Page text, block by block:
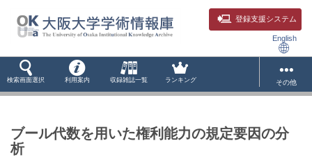
登録支援システム
English
検索画面選択 利用案内 収録雑誌一覧 ランキング その他
ブール代数を用いた権利能力の規定要因の分
析